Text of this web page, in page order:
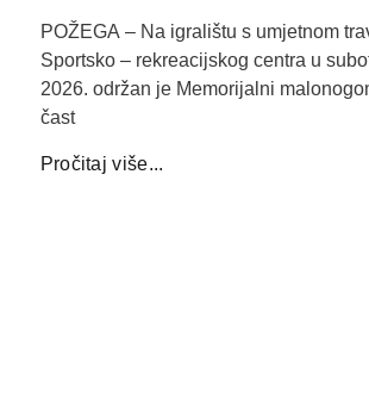
POŽEGA – Na igralištu s umjetnom
Sportsko – rekreacijskog centra u
2026. održan je Memorijalni
čast
Pročitaj više...